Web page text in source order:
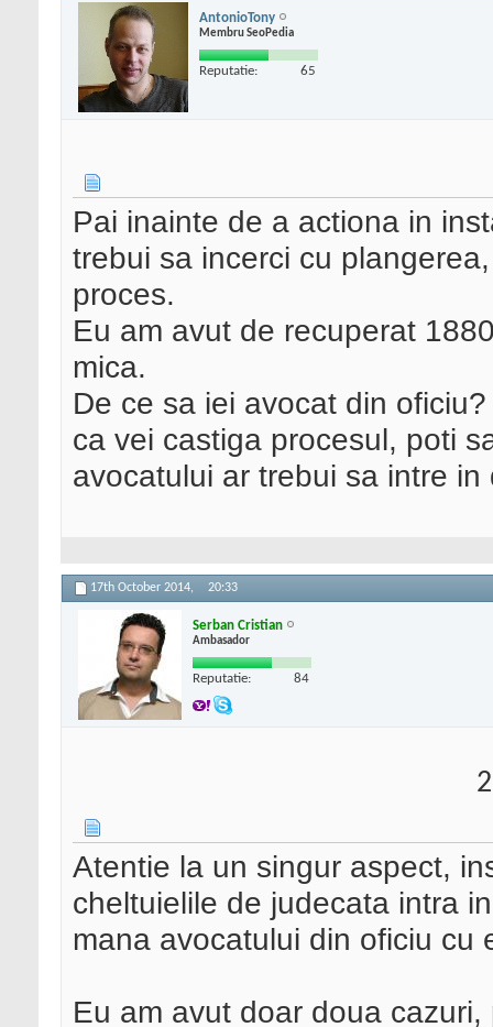
AntonioTony
Membru SeoPedia
Reputatie: 65
Pai inainte de a actiona in
trebui sa incerci cu
proces.
Eu am avut de recuperat
mica.
De ce sa iei avocat din
ca vei castiga procesul, poti
avocatului ar trebui sa intre
17th October 2014, 20:33
Serban Cristian
Ambasador
Reputatie: 84
Atentie la un singur aspect,
cheltuielile de judecata intra
mana avocatului din oficiu cu
Eu am avut doar doua